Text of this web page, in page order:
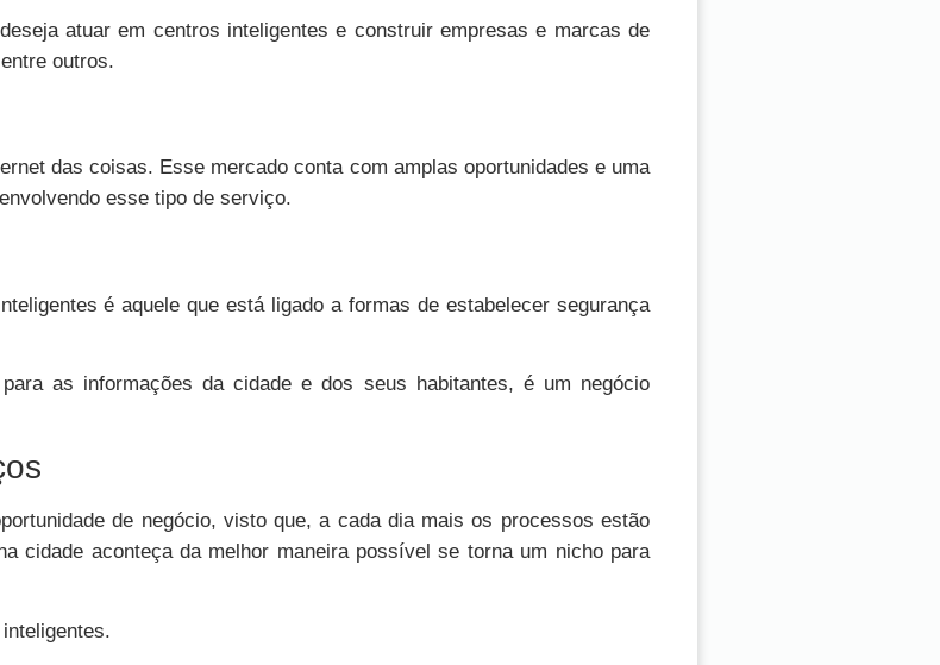
atuar em centros inteligentes e construir empresas e marcas de
outros.
das coisas. Esse mercado conta com amplas oportunidades e uma
esse tipo de serviço.
é aquele que está ligado a formas de estabelecer segurança
as informações da cidade e dos seus habitantes, é um negócio
de negócio, visto que, a cada dia mais os processos estão
cidade aconteça da melhor maneira possível se torna um nicho para